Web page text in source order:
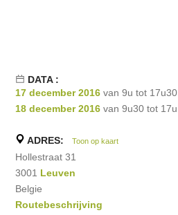
DATA :
17 december 2016 van 9u tot 17u30
18 december 2016 van 9u30 tot 17u
ADRES: Toon op kaart
Hollestraat 31
3001 Leuven
Belgie
Routebeschrijving